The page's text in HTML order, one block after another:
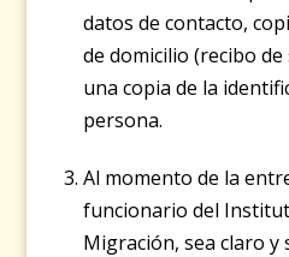
datos de contacto,
de domicilio (recibo
una copia de la
persona.
Al momento de la
funcionario del
Migración, sea claro y